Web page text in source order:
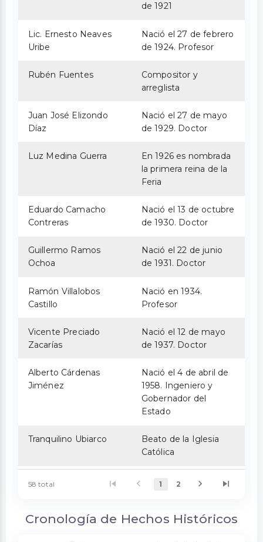
de 1921
Lic. Ernesto Neaves
Uribe
Nació el 27 de febrero
de 1924. Profesor
Rubén Fuentes
Compositor y
arreglista
Juan José Elizondo
Díaz
Nació el 27 de mayo
de 1929. Doctor
Luz Medina Guerra
En 1926 es nombrada
la primera reina de la
Feria
Eduardo Camacho
Contreras
Nació el 13 de octubre
de 1930. Doctor
Guillermo Ramos
Ochoa
Nació el 22 de junio
de 1931. Doctor
Ramón Villalobos
Castillo
Nació en 1934.
Profesor
Vicente Preciado
Zacarías
Nació el 12 de mayo
de 1937. Doctor
Alberto Cárdenas
Jiménez
Nació el 4 de abril de
1958. Ingeniero y
Gobernador del
Estado
Tranquilino Ubiarco
Beato de la Iglesia
Católica
58 total 1 2
Cronología de Hechos Históricos